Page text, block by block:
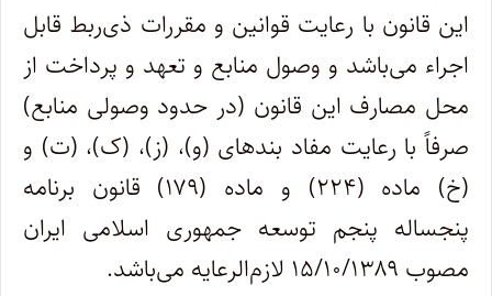
این قانون با رعایت قوانین و مقررات ذی‌ربط قابل
اجراء می‌باشد و وصول منابع و تعهد و پرداخت از
محل مصارف این قانون (در حدود وصولی منابع)
صرفاً با رعایت مفاد بندهای (و)، (ز)، (ک)، (ت) و
(خ) ماده (۲۲۴) و ماده (۱۷۹) قانون برنامه
پنجساله پنجم توسعه جمهوری اسلامی ایران
مصوب ۱۵/۱۰/۱۳۸۹ لازم‌الرعایه می‌باشد.